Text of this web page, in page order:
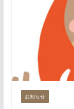
お知らせ